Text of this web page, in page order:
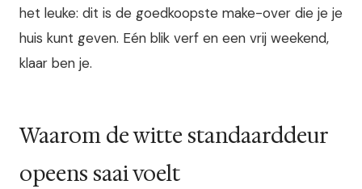
het leuke: dit is de goedkoopste make-over die je je
huis kunt geven. Eén blik verf en een vrij weekend,
klaar ben je.
Waarom de witte standaarddeur
opeens saai voelt